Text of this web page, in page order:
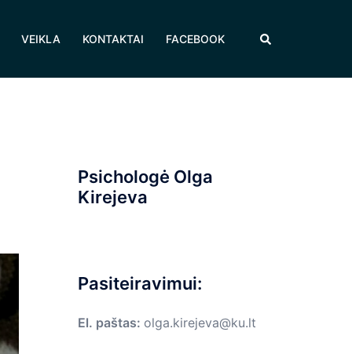
VEIKLA KONTAKTAI FACEBOOK Search
Psichologė Olga
Kirejeva
Pasiteiravimui:
El. paštas: olga.kirejeva@ku.lt